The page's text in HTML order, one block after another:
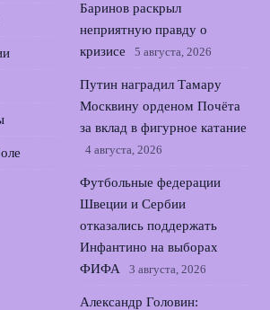
Баринов раскрыл
неприятную правду о
кризисе
5 августа, 2026
Путин наградил Тамару
Москвину орденом Почёта
за вклад в фигурное катание
4 августа, 2026
Футбольные федерации
Швеции и Сербии
отказались поддержать
Инфантино на выборах
ФИФА
3 августа, 2026
Александр Головин: